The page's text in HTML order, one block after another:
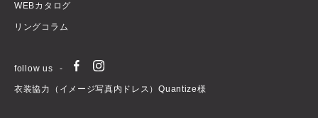
WEBカタログ
リングコラム
follow us
衣装協力（イメージ写真内ドレス）Quantize様